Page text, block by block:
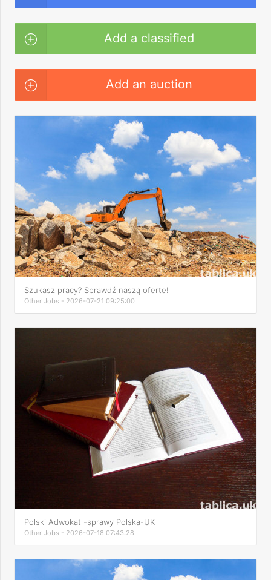
Add a classified
Add an auction
Szukasz pracy? Sprawdź naszą oferte!
Other Jobs - 2026-07-21 09:25:00
Polski Adwokat -sprawy Polska-UK
Other Jobs - 2026-07-18 07:43:28